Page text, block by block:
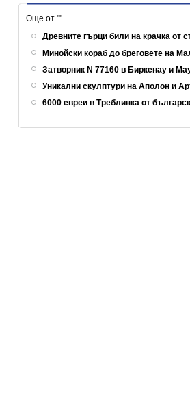
Още от ""
Древните гърци били на крачка от
Минойски кораб до бреговете на
Затворник N 77160 в Биркенау и
Уникални скулптури на Аполон и
6000 евреи в Треблинка от